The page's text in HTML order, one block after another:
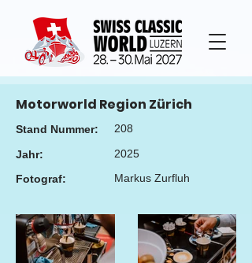
Motorworld Region Zürich
Stand Nummer: 208
Jahr:
2025
Fotograf:
Markus Zurfluh